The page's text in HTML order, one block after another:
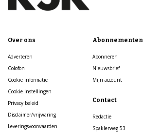
Over ons
Adverteren
Colofon
Cookie informatie
Cookie Instellingen
Privacy beleid
Disclaimer/vrijwaring
Leveringsvoorwaarden
Abonnementen
Abonneren
Nieuwsbrief
Mijn account
Contact
Redactie
Spaklerweg 53